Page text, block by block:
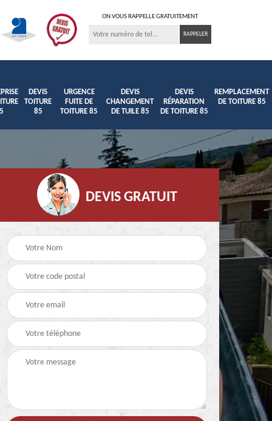
ON VOUS RAPPELLE GRATUITEMENT
DEVIS
TOITURE
85
URGENCE
FUITE DE
TOITURE 85
DEVIS
CHANGEMENT
DE TUILE 85
DEVIS
RÉPARATION
DE TOITURE 85
REMPLACEMENT
DE TOITURE 85
Hydrofuge coloré pour
toiture 85
Démoussage
nettoyage de tuile 85
DEVIS GRATUIT